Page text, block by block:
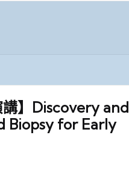
】Discovery and
Biopsy for Early